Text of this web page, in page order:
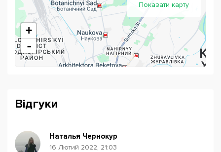
Показати карту
+
-
Відгуки
Наталья Чернокур
16 Лютий 2022, 21:03